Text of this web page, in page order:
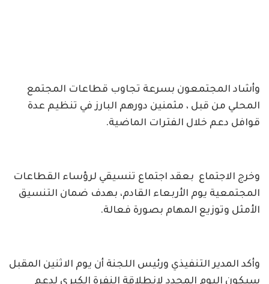
وأشاد المجتمعون بسرعة تجاوب قطاعات المجتمع
المحلي من قبل ، مثمنين دورهم البارز في تنظيم عدة
قوافل دعم خلال الفترات الماضية.
وخرج الاجتماع بعقد اجتماع تنسيقي لرؤساء القطاعات
المجتمعية يوم الأربعاء القادم، بهدف ضمان التنسيق
الأمثل وتوزيع المهام بصورة فعالة.
وأكد المدير التنفيذي ورئيس اللجنة أن يوم الاثنين المقبل
سيكون اليوم المحدد لانطلاقة النفرة الكبرى لدعم